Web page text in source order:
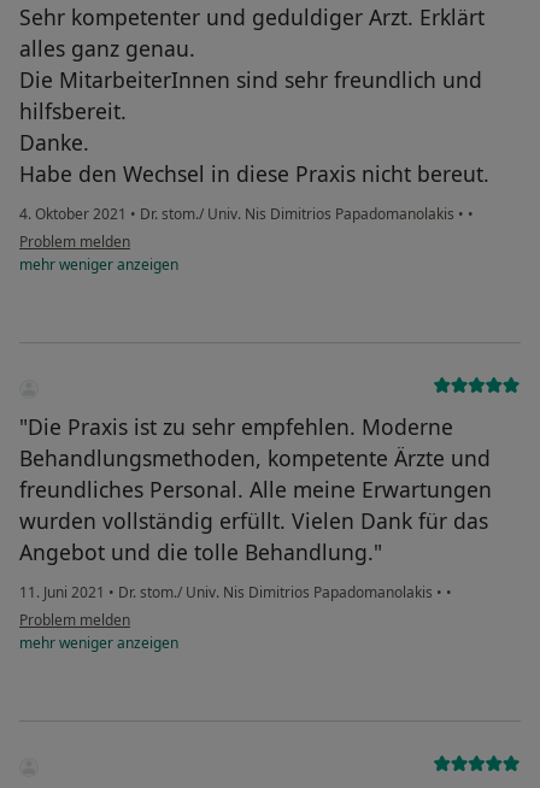
Sehr kompetenter und geduldiger Arzt. Erklärt
alles ganz genau.
Die MitarbeiterInnen sind sehr freundlich und
hilfsbereit.
Danke.
Habe den Wechsel in diese Praxis nicht bereut.
4. Oktober 2021 • Dr. stom./ Univ. Nis Dimitrios Papadomanolakis • •
Problem melden
mehrwenigeranzeigen
"Die Praxis ist zu sehr empfehlen. Moderne
Behandlungsmethoden, kompetente Ärzte und
freundliches Personal. Alle meine Erwartungen
wurden vollständig erfüllt. Vielen Dank für das
Angebot und die tolle Behandlung."
11. Juni 2021 • Dr. stom./ Univ. Nis Dimitrios Papadomanolakis • •
Problem melden
mehrwenigeranzeigen